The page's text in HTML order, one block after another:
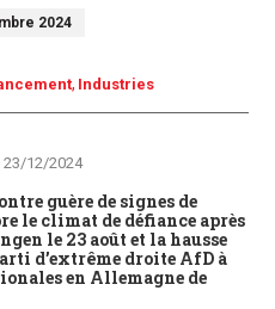
2024
Industries
23/12/2024
guère de signes de
le climat de défiance après
le 23 août et la hausse
d’extrême droite AfD à
en Allemagne de